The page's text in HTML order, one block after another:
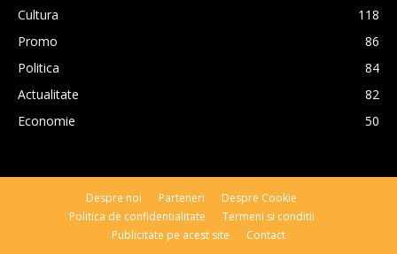
Cultura
118
Promo
86
Politica
84
Actualitate
82
Economie
50
Despre noi Parteneri
Despre Cookie
Politica de confidentialitate
Termeni si conditii
Publicitate pe acest site
Contact